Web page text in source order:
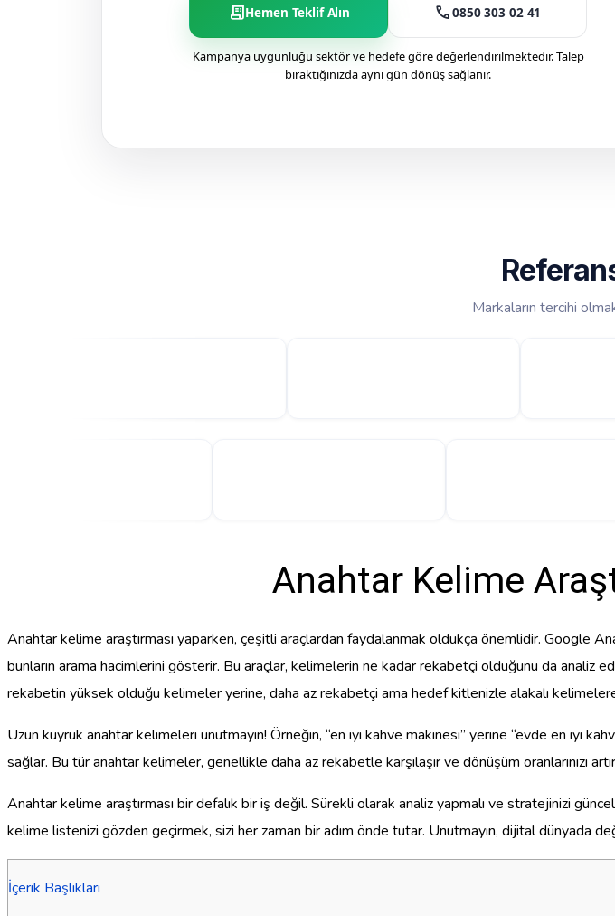
receipt_longHemen Teklif Alın call0850 303 02 41
Kampanya uygunluğu sektör ve hedefe göre değerlendirilmektedir. Talep
bıraktığınızda aynı gün dönüş sağlanır.
Markaların tercihi
Anahtar Kelime
Anahtar kelime araştırması yaparken, çeşitli araçlardan faydalanmak oldukça önemlidir. Google
bunların arama hacimlerini gösterir. Bu araçlar, kelimelerin ne kadar rekabetçi olduğunu da analiz
rekabetin yüksek olduğu kelimeler yerine, daha az rekabetçi ama hedef kitlenizle alakalı
Uzun kuyruk anahtar kelimeleri unutmayın! Örneğin, “en iyi kahve makinesi” yerine “evde en iyi
sağlar. Bu tür anahtar kelimeler, genellikle daha az rekabetle karşılaşır ve dönüşüm oranlarınızı
Anahtar kelime araştırması bir defalık bir iş değil. Sürekli olarak analiz yapmalı ve stratejinizi
kelime listenizi gözden geçirmek, sizi her zaman bir adım önde tutar. Unutmayın, dijital dünyada
İçerik Başlıkları